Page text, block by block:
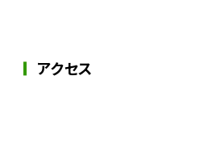
アクセス